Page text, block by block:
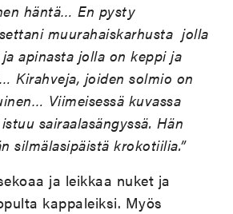
häntä… En pysty
muurahaiskarhusta jolla
apinasta jolla on keppi ja
Kirahveja, joiden solmio on
Viimeisessä kuvassa
sairaalasängyssä. Hän
silmälasipäistä krokotiilia.”
ja leikkaa nuket ja
kappaleiksi. Myös